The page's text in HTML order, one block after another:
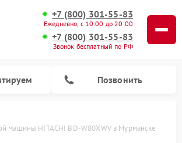
+7 (800) 301-55-83
Ежедневно, с 10:00 до 20:00
+7 (800) 301-55-83
Звонок бесплатный по РФ
Позвонить
машины HITACHI BD-W80XWV в Мурманске